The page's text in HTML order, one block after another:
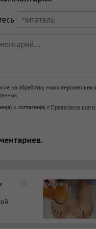
HTML
<u>, <i>, <em>,
<code> экранирует
на обработку моих
.
и согласен(а) с Правилами
i